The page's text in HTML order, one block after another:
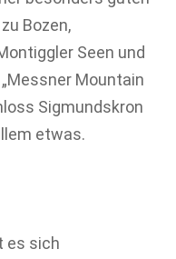
Bozen,
Seen und
Mountain
Sigmundskron
etwas.
es sich